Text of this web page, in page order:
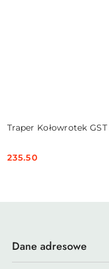
Traper Kołowrotek
Cena:
235.50
Dane adresowe